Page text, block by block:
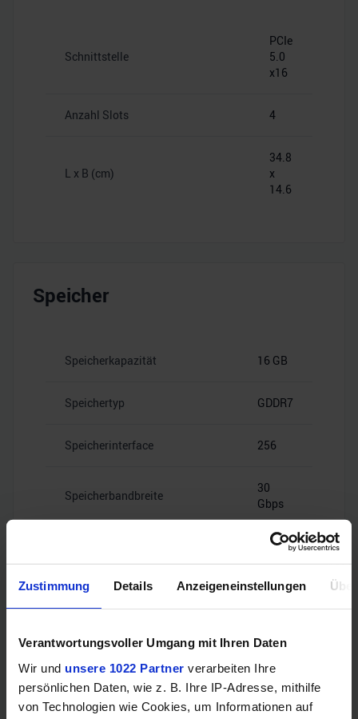
Zustimmung Details Anzeigeneinstellungen
Verantwortungsvoller Umgang mit Ihren Daten
Wir und unsere 1022 Partner verarbeiten Ihre
persönlichen Daten, wie z. B. Ihre IP-Adresse, mithilfe
von Technologien wie Cookies, um Informationen auf
Schnittstelle
PCIe
5.0
x16
Anzahl Slots 4
L x B (cm)
34.8
x
14.6
Speicher
Speicherkapazität 16 GB
Speichertyp GDDR7
Speicherinterface 256
Speicherbandbreite
30
Gbps
Videoanschlüsse
HDMI
2x HDMI
2.1b